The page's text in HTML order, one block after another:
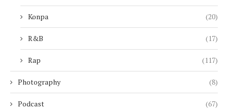
Konpa (20)
R&B (17)
Rap (117)
Photography (8)
Podcast (67)